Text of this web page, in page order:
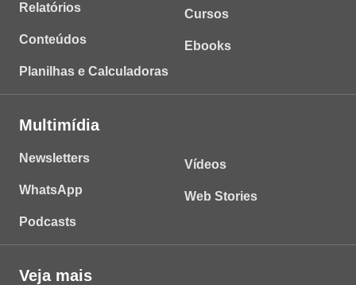
Relatórios
Conteúdos
Planilhas e Calculadoras
Cursos
Ebooks
Multimídia
Newsletters
WhatsApp
Podcasts
Vídeos
Web Stories
Veja mais